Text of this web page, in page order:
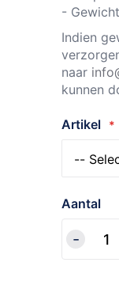
-
Indien
naar
kunnen
Artikel
Aantal